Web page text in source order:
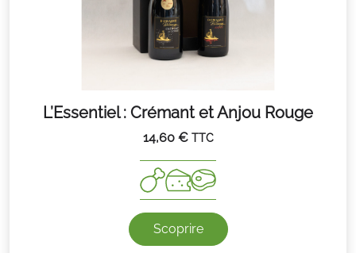
L’Essentiel : Crémant et Anjou Rouge
14,60 € TTC
Scoprire